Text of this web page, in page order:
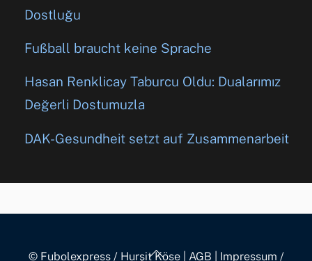
Dostluğu
Fußball braucht keine Sprache
Hasan Renklicay Taburcu Oldu: Dualarımız
Değerli Dostumuzla
DAK-Gesundheit setzt auf Zusammenarbeit
Back
© Fubolexpress / Hurşit Köse| AGB Impressum /